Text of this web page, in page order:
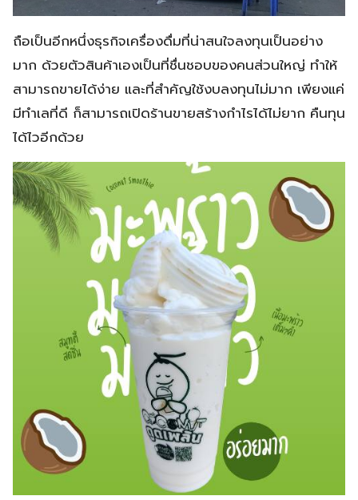
ถือเป็นอีกหนึ่งธุรกิจเครื่องดื่มที่น่าสนใจลงทุนเป็นอย่าง
มาก ด้วยตัวสินค้าเองเป็นที่ชื่นชอบของคนส่วนใหญ่ ทำให้
สามารถขายได้ง่าย และที่สำคัญใช้งบลงทุนไม่มาก เพียงแค่
มีทำเลที่ดี ก็สามารถเปิดร้านขายสร้างกำไรได้ไม่ยาก คืนทุน
ได้ไวอีกด้วย